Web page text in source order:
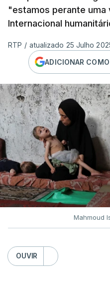
"estamos perante uma
Internacional
RTP / atualizado 25 Julho
ADICIONAR
Mahmoud
OUVIR